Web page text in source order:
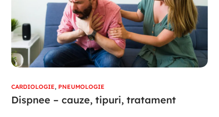
CARDIOLOGIE, PNEUMOLOGIE
Dispnee – cauze, tipuri, tratament